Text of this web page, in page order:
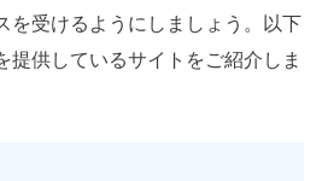
を受けるようにしましょう。以下
提供しているサイトをご紹介しま